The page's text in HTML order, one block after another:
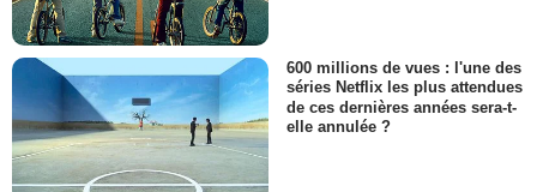
600 millions de vues : l'une des
séries Netflix les plus attendues
de ces dernières années sera-t-
elle annulée ?